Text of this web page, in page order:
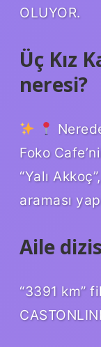
OLUYOR.
Üç Kız
neresi?
Foko
“Yalı
araması
Aile
“3391 km”